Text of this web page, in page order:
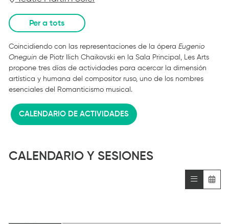
Per a tots
Coincidiendo con las representaciones de la ópera Eugenio
Oneguinde Piotr Ilich Chaikovski en la Sala Principal, Les Arts
propone tres días de actividades para acercar la dimensión
artística y humana del compositor ruso, uno de los nombres
esenciales del Romanticismo musical.
CALENDARIO DE ACTIVIDADES
CALENDARIO Y SESIONES